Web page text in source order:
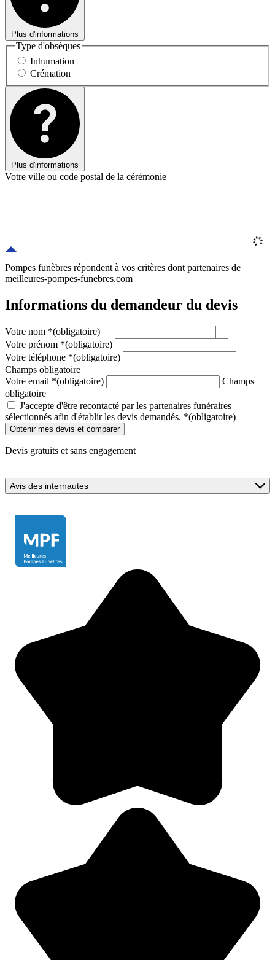
Plus d'informations
Type d'obsèques
Inhumation
Crémation
Plus d'informations
Votre ville ou code postal de la cérémonie
Pompes funèbres répondent à vos critères dont partenaires de
meilleures-pompes-funebres.com
Informations du demandeur du devis
Votre nom *(obligatoire)
Votre prénom *(obligatoire)
Votre téléphone *(obligatoire)
Champs obligatoire
Votre email *(obligatoire)
Champs
obligatoire
J'accepte d'être recontacté par les partenaires funéraires
sélectionnés afin d'établir les devis demandés. *(obligatoire)
Devis gratuits et sans engagement
Avis des internautes